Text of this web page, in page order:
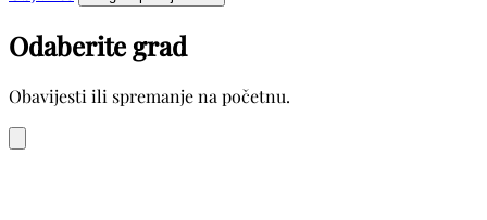
Odaberite grad
Obavijesti ili spremanje na početnu.